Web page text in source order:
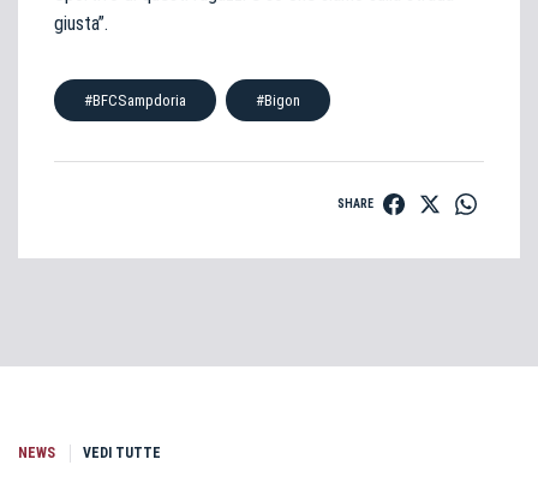
giusta”.
#BFCSampdoria #Bigon
SHARE
NEWS VEDI TUTTE